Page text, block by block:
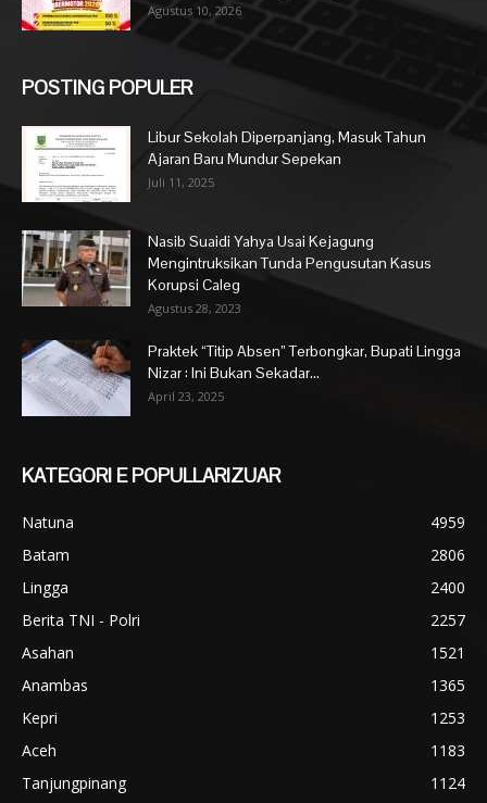
Agustus 10, 2026
POSTING POPULER
Libur Sekolah Diperpanjang, Masuk Tahun
Ajaran Baru Mundur Sepekan
Juli 11, 2025
Nasib Suaidi Yahya Usai Kejagung
Mengintruksikan Tunda Pengusutan Kasus
Korupsi Caleg
Agustus 28, 2023
Praktek “Titip Absen” Terbongkar, Bupati Lingga
Nizar : Ini Bukan Sekadar...
April 23, 2025
KATEGORI E POPULLARIZUAR
Natuna
4959
Batam
2806
Lingga
2400
Berita TNI - Polri
2257
Asahan
1521
Anambas
1365
Kepri
1253
Aceh
1183
Tanjungpinang
1124